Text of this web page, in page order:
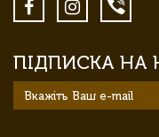
ПІДПИСКА НА